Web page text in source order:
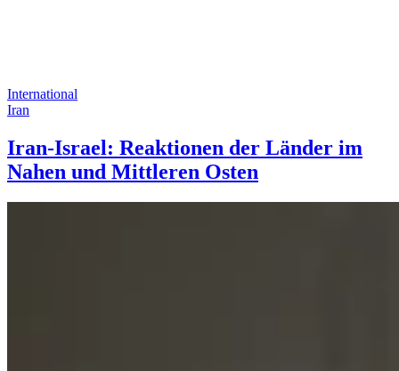
International
Iran
Iran-Israel: Reaktionen der Länder im
Nahen und Mittleren Osten